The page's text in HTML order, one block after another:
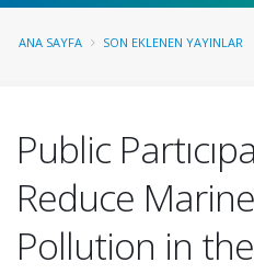
ANA SAYFA SON EKLENEN YAYINLAR
Public
Reduce
Pollution in